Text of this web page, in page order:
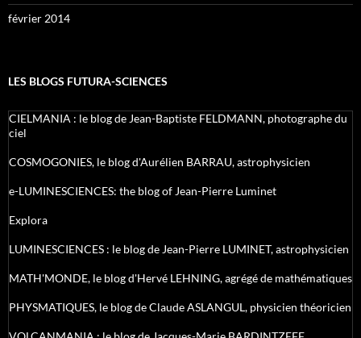
février 2014
LES BLOGS FUTURA-SCIENCES
CIELMANIA : le blog de Jean-Baptiste FELDMANN, photographe du
ciel
COSMOGONIES, le blog d'Aurélien BARRAU, astrophysicien
e-LUMINESCIENCES: the blog of Jean-Pierre Luminet
Explora
LUMINESCIENCES : le blog de Jean-Pierre LUMINET, astrophysicien
MATH'MONDE, le blog d'Hervé LEHNING, agrégé de mathématiques
PHYSMATIQUES, le blog de Claude ASLANGUL, physicien théoricien